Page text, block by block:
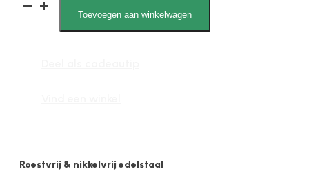
1922
Toevoegen aan winkelwagen
Roestvrij & nikkelvrij edelstaal